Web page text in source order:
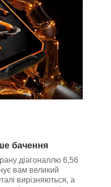
бачення
діагоналлю 6,56
вам великий
вирізняються, а